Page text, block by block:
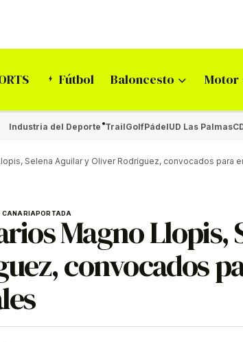
Fútbol Baloncesto Motor
Industria del Deporte TrailGolfPádelUD Las Palmas
Selena Aguilar y Oliver Rodríguez, convocados para
CANARIAPORTADAMagno Llopis,
convocados